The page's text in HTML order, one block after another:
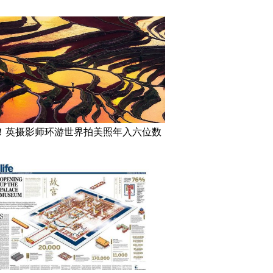
英摄影师环游世界拍美照年入六位数